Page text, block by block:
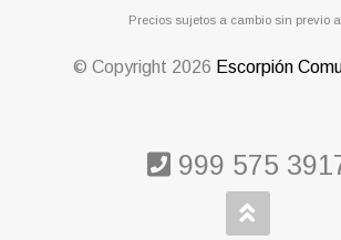
Precios sujetos a cambio sin previo
© Copyright 2026 Escorpión
999 575